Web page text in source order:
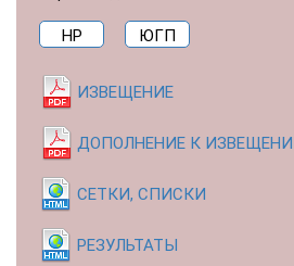
НР ЮГП
ИЗВЕЩЕНИЕ
ДОПОЛНЕНИЕ К
СЕТКИ, СПИСКИ
РЕЗУЛЬТАТЫ